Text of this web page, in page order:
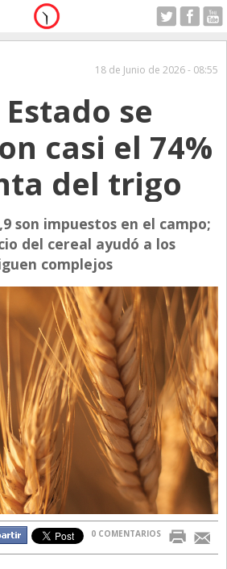
Jueves 06.08.2026
18 de Junio de 2026 - 08:55
Estado se
casi el 74%
del trigo
son impuestos en el campo;
del cereal ayudó a los
complejos
0 COMENTARIOS